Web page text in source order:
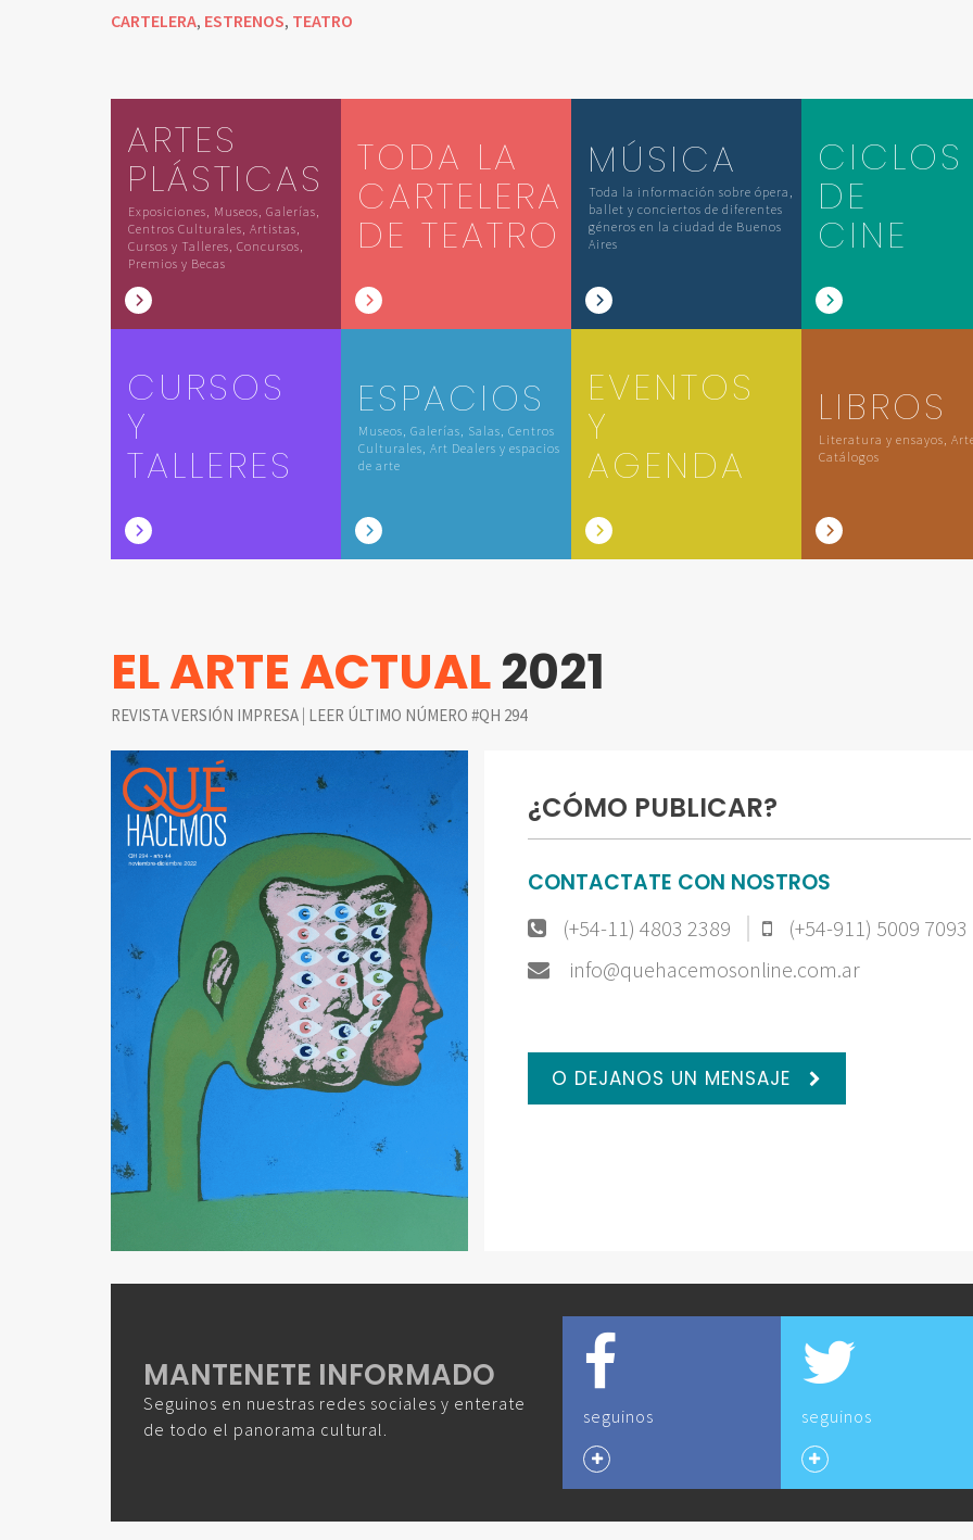
CARTELERA, ESTRENOS, TEATRO
ARTES
PLÁSTICAS
Exposiciones, Museos, Galerías,
Centros Culturales, Artistas,
Cursos y Talleres, Concursos,
Premios y Becas
TODA LA
CARTELERA
DE TEATRO
MÚSICA
Toda la información sobre ópera,
ballet y conciertos de diferentes
géneros en la ciudad de Buenos
Aires
CICLOS
DE
CINE
CURSOS
Y
TALLERES
ESPACIOS
Museos, Galerías, Salas, Centros
Culturales, Art Dealers y espacios
de arte
EVENTOS
Y
AGENDA
LIBROS
Literatura y ensayos,
Catálogos
EL ARTE ACTUAL2021
REVISTA VERSIÓN IMPRESA | LEER ÚLTIMO NÚMERO #QH 294
¿CÓMO PUBLICAR?
CONTACTATE CON NOSTROS
(+54-11) 4803 2389
(+54-911) 5009 7093
info@quehacemosonline.com.ar
O DEJANOS UN MENSAJE
MANTENETE INFORMADO
Seguinos en nuestras redes sociales y enterate
de todo el panorama cultural.
seguinos seguinos